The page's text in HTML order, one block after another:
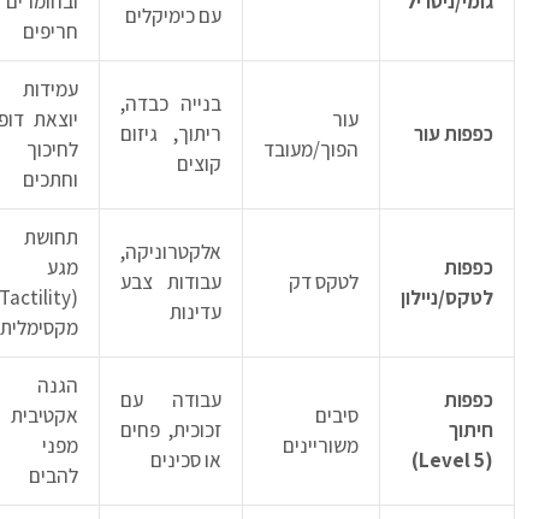
עם כימיקלים
חריפים
כפפות עור
הפוך/מעובד
בנייה כבדה,
ריתוך, גיזום
קוצים
עמידות
יוצאת דופן
לחיכוך
וחתכים
כפפות
לטקס/ניילון
לטקס דק
אלקטרוניקה,
עבודות צבע
עדינות
תחושת
מגע
(Tactility)
מקסימלית
כפפות
חיתוך
סיבים
משוריינים
עבודה עם
זכוכית, פחים
או סכינים
הגנה
אקטיבית
מפני
להבים